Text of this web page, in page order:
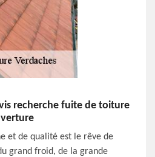
recherche fuite de toiture
et de qualité est le rêve de
grand froid, de la grande